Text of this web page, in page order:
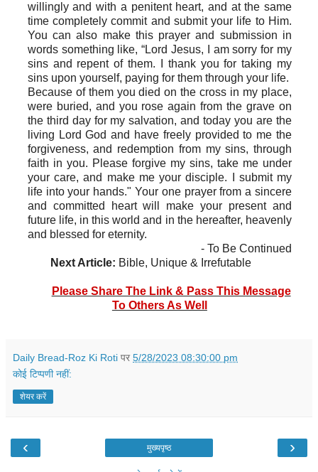
willingly and with a penitent heart, and at the same
time completely commit and submit your life to Him.
You can also make this prayer and submission in
words something like, “Lord Jesus, I am sorry for my
sins and repent of them. I thank you for taking my
sins upon yourself, paying for them through your life.
Because of them you died on the cross in my place,
were buried, and you rose again from the grave on
the third day for my salvation, and today you are the
living Lord God and have freely provided to me the
forgiveness, and redemption from my sins, through
faith in you. Please forgive my sins, take me under
your care, and make me your disciple. I submit my
life into your hands." Your one prayer from a sincere
and committed heart will make your present and
future life, in this world and in the hereafter, heavenly
and blessed for eternity.
- To Be Continued
Next Article: Bible, Unique & Irrefutable
Please Share The Link & Pass This Message
To Others As Well
Daily Bread-Roz Ki Roti पर 5/28/2023 08:30:00 pm
कोई टिप्पणी नहीं:
शेयर करें
‹ ›
मुख्यपृष्ठ